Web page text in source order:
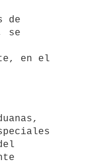
de
se
en el